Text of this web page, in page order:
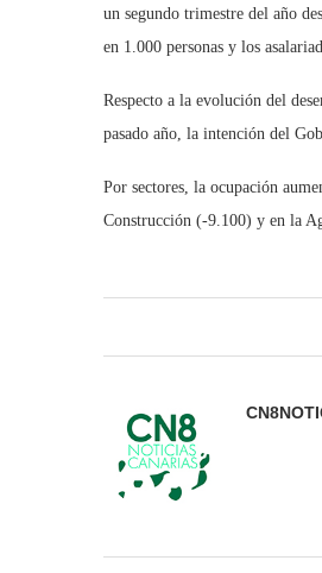
un segundo trimestre del año
en 1.000 personas y los
Respecto a la evolución del
pasado año, la intención del
Por sectores, la ocupación
Construcción (-9.100) y en la